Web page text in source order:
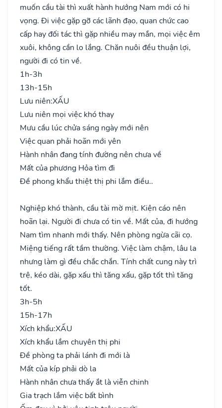
muốn cầu tài thì xuất hành hướng Nam mới có hi
vọng. Đi việc gặp gỡ các lãnh đạo, quan chức cao
cấp hay đối tác thì gặp nhiều may mắn, mọi việc êm
xuôi, không cần lo lắng. Chăn nuôi đều thuận lợi,
người đi có tin về.
1h-3h
13h-15h
Lưu niên:XẤU
Lưu niên mọi việc khó thay
Mưu cầu lúc chửa sáng ngày mới nên
Việc quan phải hoãn mới yên
Hành nhân đang tính đường nên chưa về
Mất của phương Hỏa tìm đi
Đề phong khẩu thiệt thị phi lắm điều..
Nghiệp khó thành, cầu tài mờ mịt. Kiện cáo nên
hoãn lại. Người đi chưa có tin về. Mất của, đi hướng
Nam tìm nhanh mới thấy. Nên phòng ngừa cãi cọ.
Miệng tiếng rất tầm thường. Việc làm chậm, lâu la
nhưng làm gì đều chắc chắn. Tính chất cung này trì
trệ, kéo dài, gặp xấu thì tăng xấu, gặp tốt thì tăng
tốt.
3h-5h
15h-17h
Xích khẩu:XẤU
Xích khẩu lắm chuyên thị phi
Đề phòng ta phải lánh đi mới là
Mất của kíp phải dò la
Hành nhân chưa thấy ắt là viễn chinh
Gia trạch lắm việc bất bình